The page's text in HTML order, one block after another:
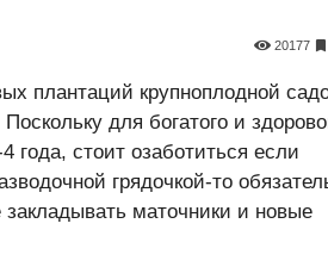
20177
плантаций крупноплодной
для богатого и
года, стоит озаботиться если
грядочкой-то
маточники и новые